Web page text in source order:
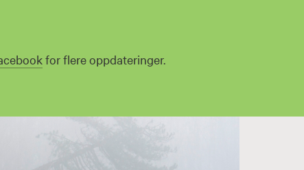
for flere oppdateringer.